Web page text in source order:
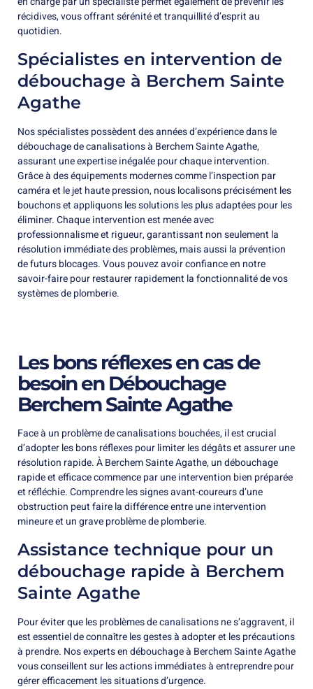
récidives, vous offrant sérénité et tranquillité d’esprit au
quotidien.
Spécialistes en intervention de
débouchage à Berchem Sainte
Agathe
Nos spécialistes possèdent des années d’expérience dans le
débouchage de canalisations à Berchem Sainte Agathe,
assurant une expertise inégalée pour chaque intervention.
Grâce à des équipements modernes comme l’inspection par
caméra et le jet haute pression, nous localisons précisément les
bouchons et appliquons les solutions les plus adaptées pour les
éliminer. Chaque intervention est menée avec
professionnalisme et rigueur, garantissant non seulement la
résolution immédiate des problèmes, mais aussi la prévention
de futurs blocages. Vous pouvez avoir confiance en notre
savoir-faire pour restaurer rapidement la fonctionnalité de vos
systèmes de plomberie.
Les bons réflexes en cas de
besoin en Débouchage
Berchem Sainte Agathe
Face à un problème de canalisations bouchées, il est crucial
d’adopter les bons réflexes pour limiter les dégâts et assurer une
résolution rapide. À Berchem Sainte Agathe, un débouchage
rapide et efficace commence par une intervention bien préparée
et réfléchie. Comprendre les signes avant-coureurs d’une
obstruction peut faire la différence entre une intervention
mineure et un grave problème de plomberie.
Assistance technique pour un
débouchage rapide à Berchem
Sainte Agathe
Pour éviter que les problèmes de canalisations ne s’aggravent, il
est essentiel de connaître les gestes à adopter et les précautions
à prendre. Nos experts en débouchage à Berchem Sainte Agathe
vous conseillent sur les actions immédiates à entreprendre pour
gérer efficacement les situations d’urgence.